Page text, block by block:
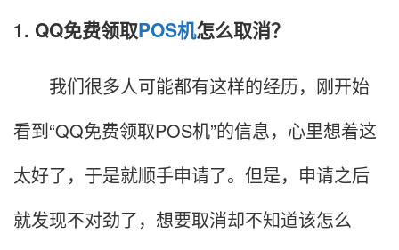
1. QQ免费领取POS机怎么取消？
我们很多人可能都有这样的经历，刚开始
看到“QQ免费领取POS机”的信息，心里想着这
太好了，于是就顺手申请了。但是，申请之后
就发现不对劲了，想要取消却不知道该怎么